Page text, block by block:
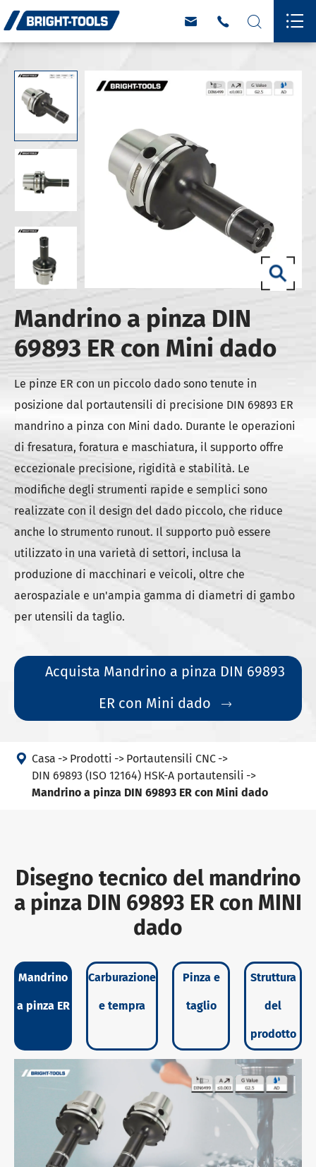
   
Mandrino a pinza DIN
69893 ER con Mini dado
Le pinze ER con un piccolo dado sono tenute in
posizione dal portautensili di precisione DIN 69893 ER
mandrino a pinza con Mini dado. Durante le operazioni
di fresatura, foratura e maschiatura, il supporto offre
eccezionale precisione, rigidità e stabilità. Le
modifiche degli strumenti rapide e semplici sono
realizzate con il design del dado piccolo, che riduce
anche lo strumento runout. Il supporto può essere
utilizzato in una varietà di settori, inclusa la
produzione di macchinari e veicoli, oltre che
aerospaziale e un'ampia gamma di diametri di gambo
per utensili da taglio.
Acquista Mandrino a pinza DIN 69893
ER con Mini dado

 Casa Prodotti
Portautensili CNC
DIN 69893 (ISO 12164) HSK-A portautensili
Mandrino a pinza DIN 69893 ER con Mini dado
Disegno tecnico del mandrino
a pinza DIN 69893 ER con MINI
dado
Mandrino
a pinza ER
Carburazione
e tempra
Pinza e
taglio
Struttura
del
prodotto